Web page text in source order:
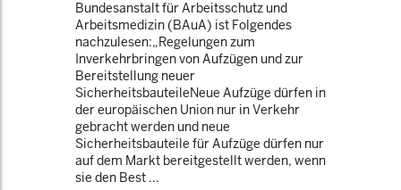
Bundesanstalt für Arbeitsschutz und
Arbeitsmedizin (BAuA) ist Folgendes
nachzulesen:„Regelungen zum
Inverkehrbringen von Aufzügen und zur
Bereitstellung neuer
Sicherheitsbauteile Neue Aufzüge dürfen in
der europäischen Union nur in Verkehr
gebracht werden und neue
Sicherheitsbauteile für Aufzüge dürfen nur
auf dem Markt bereitgestellt werden, wenn
sie den Best ...